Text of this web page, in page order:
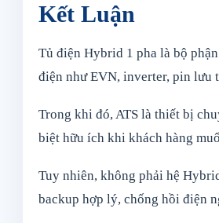
Kết Luận
Tủ điện Hybrid 1 pha là bộ
điện như EVN, inverter, pin lưu
Trong khi đó, ATS là thiết bị
biệt hữu ích khi khách hàng
Tuy nhiên, không phải hệ
backup hợp lý, chống hồi điện